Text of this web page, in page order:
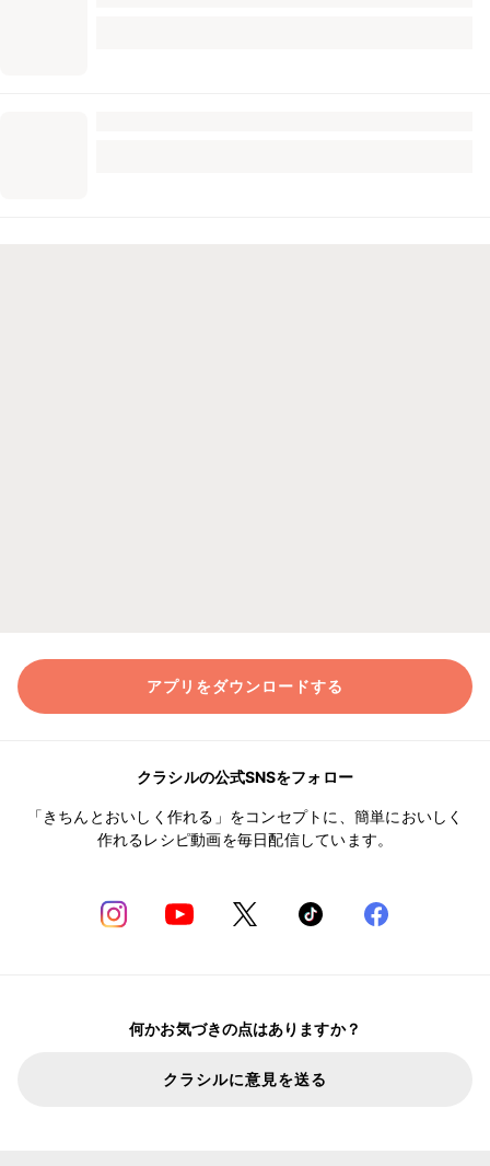
アプリをダウンロードする
クラシルの公式SNSをフォロー
「きちんとおいしく作れる」をコンセプトに、簡単においしく
作れるレシピ動画を毎日配信しています。
何かお気づきの点はありますか？
クラシルに意見を送る